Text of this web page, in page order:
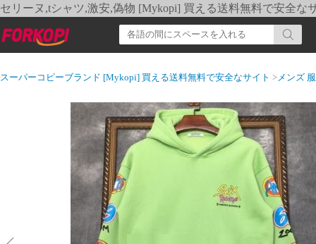
セリーヌ,tシャツ,激安,偽物 [Mykopi] 買える送料無料で安全な
スーパーコピーブランド [Mykopi] 買える送料無料で安全なサイト >メンズ 服